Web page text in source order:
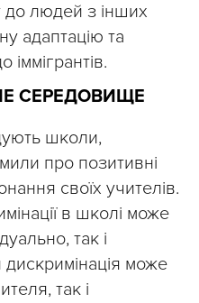
до людей з інших
адаптацію та
СЕРЕДОВИЩЕ
школи,
про позитивні
своїх учителів.
в школі може
так і
дискримінація може
так і